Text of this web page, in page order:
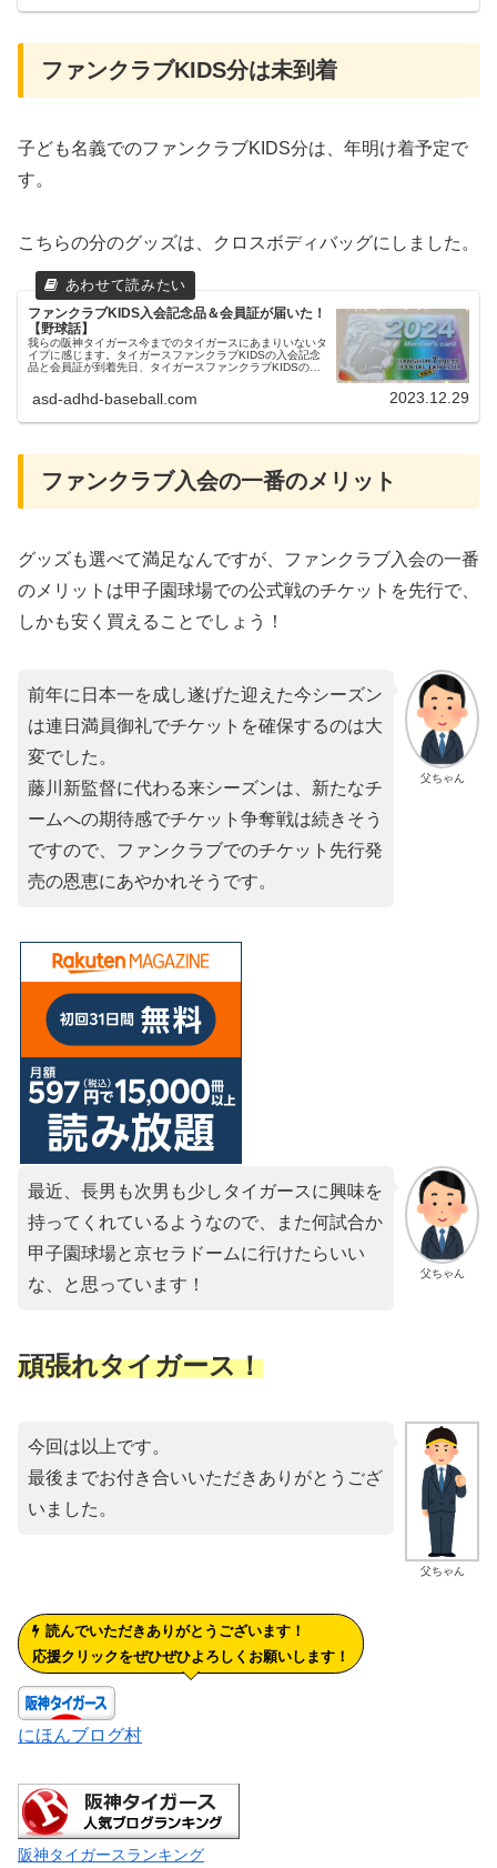
ファンクラブKIDS分は未到着
子ども名義でのファンクラブKIDS分は、年明け着予定で
す。
こちらの分のグッズは、クロスボディバッグにしました。
ファンクラブKIDS入会記念品＆会員証が届いた！
【野球話】
我らの阪神タイガース今までのタイガースにあまりいないタ
イプに感じます。タイガースファンクラブKIDSの入会記念
品と会員証が到着先日、タイガースファンクラブKIDSの入
年始休暇中の筈やのに...
asd-adhd-baseball.com 2023.12.29
ファンクラブ入会の一番のメリット
グッズも選べて満足なんですが、ファンクラブ入会の一番
のメリットは甲子園球場での公式戦のチケットを先行で、
しかも安く買えることでしょう！
父ちゃん
前年に日本一を成し遂げた迎えた今シーズン
は連日満員御礼でチケットを確保するのは大
変でした。
藤川新監督に代わる来シーズンは、新たなチ
ームへの期待感でチケット争奪戦は続きそう
ですので、ファンクラブでのチケット先行発
売の恩恵にあやかれそうです。
父ちゃん
最近、長男も次男も少しタイガースに興味を
持ってくれているようなので、また何試合か
甲子園球場と京セラドームに行けたらいい
な、と思っています！
頑張れタイガース！
父ちゃん
今回は以上です。
最後までお付き合いいただきありがとうござ
いました。
読んでいただきありがとうございます！
応援クリックをぜひぜひよろしくお願いします！
にほんブログ村
阪神タイガースランキング